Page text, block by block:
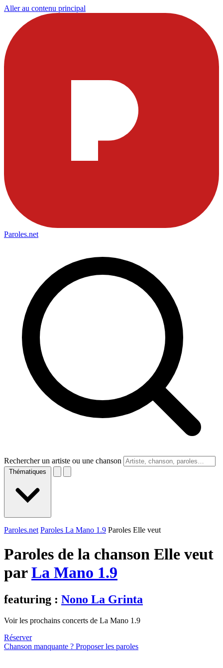
Aller au contenu principal
Paroles.net
Rechercher un artiste ou une chanson
Thématiques
Paroles.net Paroles La Mano 1.9 Paroles Elle veut
Paroles de la chanson Elle veut
parLa Mano 1.9
featuring : Nono La Grinta
Voir les prochains concerts de La Mano 1.9
Réserver
Chanson manquante ? Proposer les paroles